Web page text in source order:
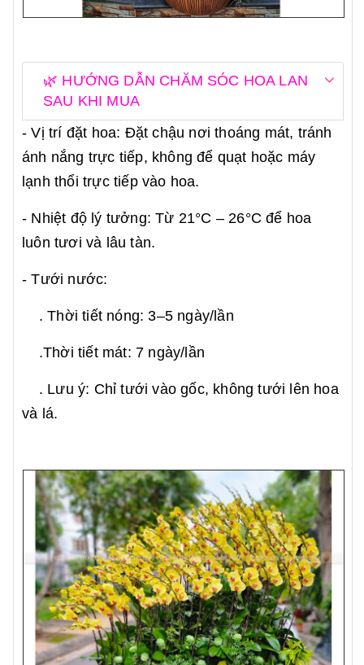
🌿 HƯỚNG DẪN CHĂM SÓC HOA LAN
SAU KHI MUA
- Vị trí đặt hoa: Đặt chậu nơi thoáng mát, tránh
ánh nắng trực tiếp, không để quạt hoặc máy
lạnh thổi trực tiếp vào hoa.
- Nhiệt độ lý tưởng: Từ 21°C – 26°C để hoa
luôn tươi và lâu tàn.
- Tưới nước:
. Thời tiết nóng: 3–5 ngày/lần
.Thời tiết mát: 7 ngày/lần
. Lưu ý: Chỉ tưới vào gốc, không tưới lên hoa
và lá.